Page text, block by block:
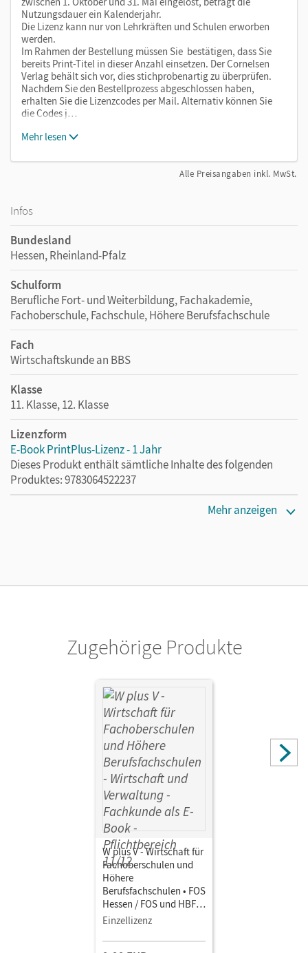
Nutzungsdauer ein Kalenderjahr.
Die Lizenz kann nur von Lehrkräften und Schulen erworben
werden.
Im Rahmen der Bestellung müssen Sie bestätigen, dass Sie
bereits Print-Titel in dieser Anzahl einsetzen. Der Cornelsen
Verlag behält sich vor, dies stichprobenartig zu überprüfen.
Nachdem Sie den Bestellprozess abgeschlossen haben,
erhalten Sie die Lizenzcodes per Mail. Alternativ können Sie
die Codes j…
Mehr lesen
Alle Preisangaben inkl. MwSt.
Infos
Bundesland
Hessen, Rheinland-Pfalz
Schulform
Berufliche Fort- und Weiterbildung, Fachakademie,
Fachoberschule, Fachschule, Höhere Berufsfachschule
Fach
Wirtschaftskunde an BBS
Klasse
11. Klasse, 12. Klasse
Lizenzform
E-Book PrintPlus-Lizenz - 1 Jahr
Dieses Produkt enthält sämtliche Inhalte des folgenden
Produktes: 9783064522237
ein Jahr lang ergänzend zum Print-Titel nutzen möchten.
Cornelsen Verlag
von den Bergen, Hans-Peter; Weleda, Gisbert; Hoffmann,
Ariane; Franke, Kai; Martin, Jörg
Mehr anzeigen
Zugehörige Produkte
W plus V - Wirtschaft für
Fachoberschulen und
Höhere
Berufsfachschulen • FOS
Hessen / FOS und HBFS
Rheinland-Pfalz -
Pflichtbereich 11/12
Einzellizenz